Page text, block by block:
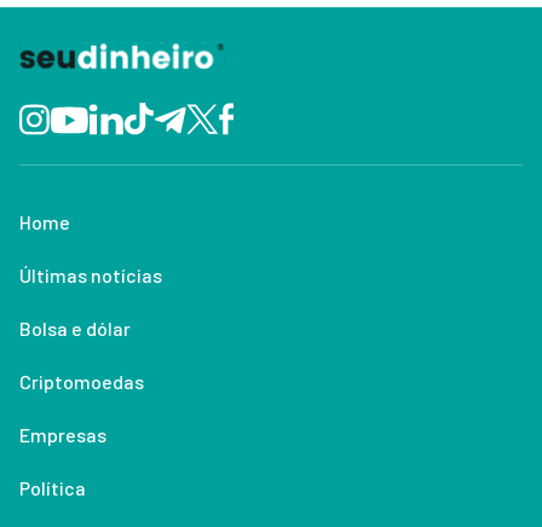
Home
Últimas notícias
Bolsa e dólar
Criptomoedas
Empresas
Política